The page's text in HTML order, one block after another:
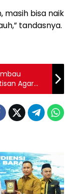
masih bisa naik
tandasnya.
Agar